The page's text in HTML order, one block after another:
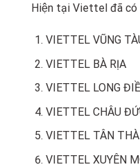
Hiện tại Viettel đã có
VIETTEL VŨNG
VIETTEL BÀ RỊA
VIETTEL LONG
VIETTEL CHÂU
VIETTEL TÂN
VIETTEL XUYÊN